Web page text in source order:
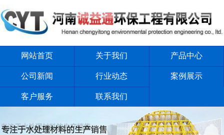
网站首页 关于我们 产品中心
公司新闻 行业动态 案例展示
客户服务 联系我们